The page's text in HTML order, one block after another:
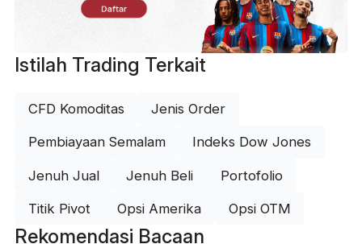
Daftar
Istilah Trading Terkait
CFD Komoditas Jenis Order
Pembiayaan Semalam Indeks Dow Jones
Jenuh Jual Jenuh Beli Portofolio
Titik Pivot Opsi Amerika Opsi OTM
Rekomendasi Bacaan